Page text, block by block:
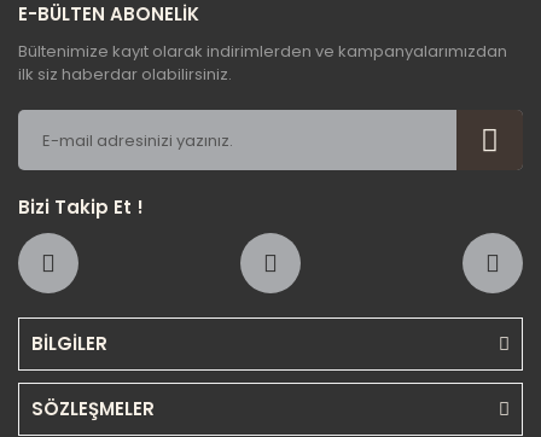
BİLGİLER
SÖZLEŞMELER
E-BÜLTEN ABONELİK
Bültenimize kayıt olarak indirimlerden ve kampanyalarımızdan
ilk siz haberdar olabilirsiniz.
Bizi Takip Et !